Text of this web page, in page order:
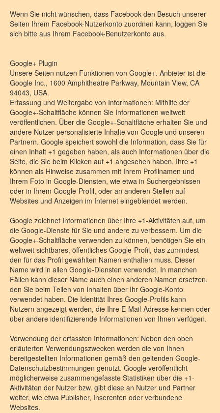
Wenn Sie nicht wünschen, dass Facebook den Besuch unserer
Seiten Ihrem Facebook-Nutzerkonto zuordnen kann, loggen Sie
sich bitte aus Ihrem Facebook-Benutzerkonto aus.
Google+ Plugin
Unsere Seiten nutzen Funktionen von Google+. Anbieter ist die
Google Inc., 1600 Amphitheatre Parkway, Mountain View, CA
94043, USA.
Erfassung und Weitergabe von Informationen: Mithilfe der
Google+-Schaltfläche können Sie Informationen weltweit
veröffentlichen. Über die Google+-Schaltfläche erhalten Sie und
andere Nutzer personalisierte Inhalte von Google und unseren
Partnern. Google speichert sowohl die Information, dass Sie für
einen Inhalt +1 gegeben haben, als auch Informationen über die
Seite, die Sie beim Klicken auf +1 angesehen haben. Ihre +1
können als Hinweise zusammen mit Ihrem Profilnamen und
Ihrem Foto in Google-Diensten, wie etwa in Suchergebnissen
oder in Ihrem Google-Profil, oder an anderen Stellen auf
Websites und Anzeigen im Internet eingeblendet werden.
Google zeichnet Informationen über Ihre +1-Aktivitäten auf, um
die Google-Dienste für Sie und andere zu verbessern. Um die
Google+-Schaltfläche verwenden zu können, benötigen Sie ein
weltweit sichtbares, öffentliches Google-Profil, das zumindest
den für das Profil gewählten Namen enthalten muss. Dieser
Name wird in allen Google-Diensten verwendet. In manchen
Fällen kann dieser Name auch einen anderen Namen ersetzen,
den Sie beim Teilen von Inhalten über Ihr Google-Konto
verwendet haben. Die Identität Ihres Google-Profils kann
Nutzern angezeigt werden, die Ihre E-Mail-Adresse kennen oder
über andere identifizierende Informationen von Ihnen verfügen.
Verwendung der erfassten Informationen: Neben den oben
erläuterten Verwendungszwecken werden die von Ihnen
bereitgestellten Informationen gemäß den geltenden Google-
Datenschutzbestimmungen genutzt. Google veröffentlicht
möglicherweise zusammengefasste Statistiken über die +1-
Aktivitäten der Nutzer bzw. gibt diese an Nutzer und Partner
weiter, wie etwa Publisher, Inserenten oder verbundene
Websites.